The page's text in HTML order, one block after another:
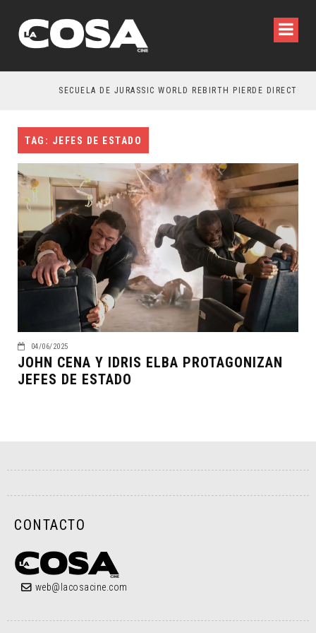
SECUELA DE JURASSIC WORLD REBIRTH PIERDE DIRECTOR
TAG: JEFES DE ESTADO
04/06/2025
JOHN CENA Y IDRIS ELBA PROTAGONIZAN
JEFES DE ESTADO
CONTACTO
web@lacosacine.com